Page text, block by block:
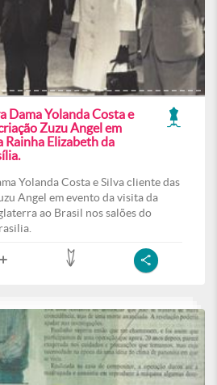
Dama Yolanda Costa e
Zuzu Angel em
Rainha Elizabeth da
Yolanda Costa e Silva cliente das
Angel em evento da visita da
ao Brasil nos salões do